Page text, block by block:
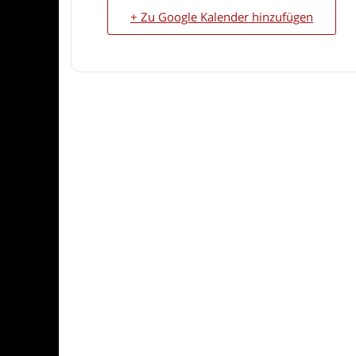
+ Zu Google Kalender hinzufügen